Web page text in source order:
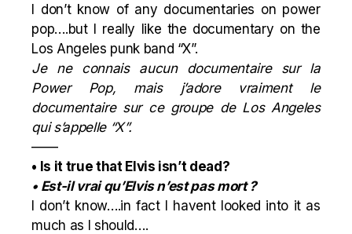
I don’t know of any documentaries on power
pop….but I really like the documentary on the
Los Angeles punk band “X”.
Je ne connais aucun documentaire sur la
Power Pop, mais j’adore vraiment le
documentaire sur ce groupe de Los Angeles
qui s’appelle “X”.
——
• Is it true that Elvis isn’t dead?
• Est-il vrai qu’Elvis n’est pas mort ?
I don’t know….in fact I havent looked into it as
much as I should….